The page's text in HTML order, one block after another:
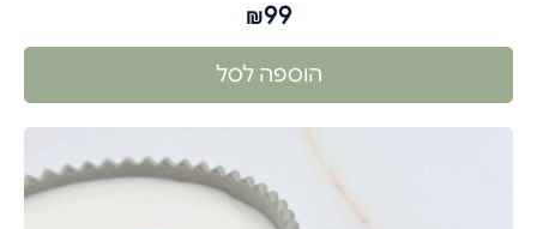
₪99
הוספה לסל